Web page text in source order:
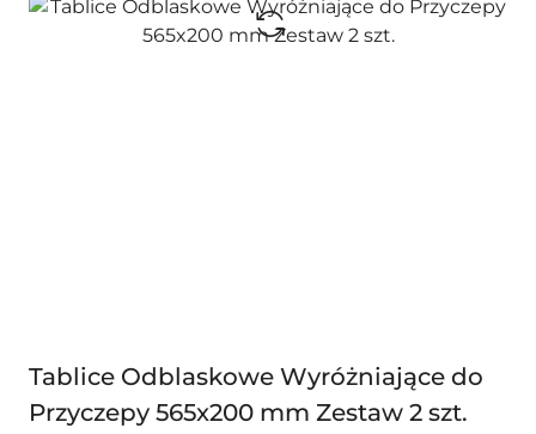
Tablice Odblaskowe Wyróżniające do
Przyczepy 565x200 mm Zestaw 2 szt.